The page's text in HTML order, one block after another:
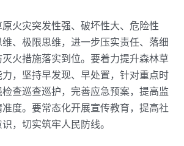
火灾突发性强、破坏性大、危险性
、极限思维，进一步压实责任、落细
火措施落实到位。要着力提升森林草
，坚持早发现、早处置，针对重点时
查巡查巡护，完善应急预案，提高监
度。要常态化开展宣传教育，提高社
，切实筑牢人民防线。